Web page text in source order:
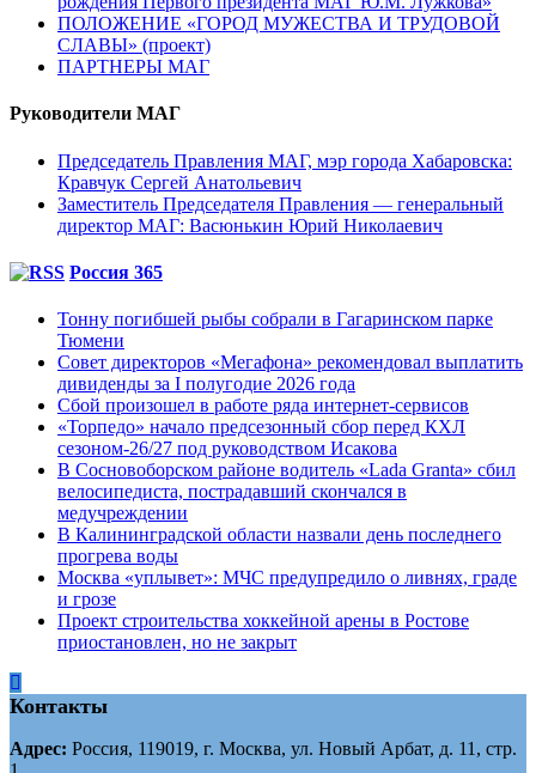
ПОЛОЖЕНИЕ «ГОРОД МУЖЕСТВА И ТРУДОВОЙ
СЛАВЫ» (проект)
ПАРТНЕРЫ МАГ
Руководители МАГ
Председатель Правления МАГ, мэр города Хабаровска:
Кравчук Сергей Анатольевич
Заместитель Председателя Правления — генеральный
директор МАГ: Васюнькин Юрий Николаевич
Россия 365
Тонну погибшей рыбы собрали в Гагаринском парке
Тюмени
Совет директоров «Мегафона» рекомендовал выплатить
дивиденды за I полугодие 2026 года
Сбой произошел в работе ряда интернет-сервисов
«Торпедо» начало предсезонный сбор перед КХЛ
сезоном-26/27 под руководством Исакова
В Сосновоборском районе водитель «Lada Granta» сбил
велосипедиста, пострадавший скончался в
медучреждении
В Калининградской области назвали день последнего
прогрева воды
Москва «уплывет»: МЧС предупредило о ливнях, граде
и грозе
Проект строительства хоккейной арены в Ростове
приостановлен, но не закрыт
Контакты
Адрес: Россия, 119019, г. Москва, ул. Новый Арбат, д. 11, стр.